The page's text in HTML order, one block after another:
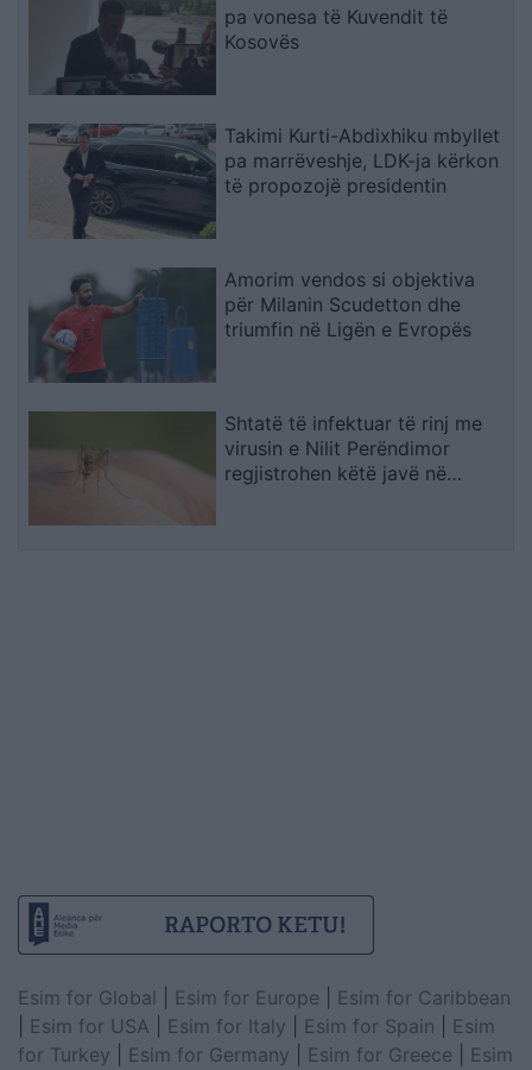
pa vonesa të Kuvendit të
Kosovës
Takimi Kurti-Abdixhiku mbyllet
pa marrëveshje, LDK-ja kërkon
të propozojë presidentin
Amorim vendos si objektiva
për Milanin Scudetton dhe
triumfin në Ligën e Evropës
Shtatë të infektuar të rinj me
virusin e Nilit Perëndimor
regjistrohen këtë javë në
Esim for Global Esim for Europe
Esim for Caribbean
Esim for USA Esim for Italy Esim for Spain
Esim
for Turkey
Esim for Germany Esim for Greece
Esim